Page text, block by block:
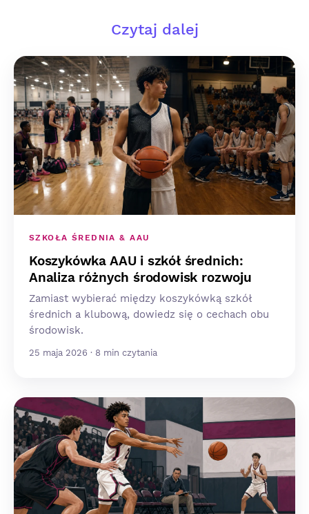
Czytaj dalej
SZKOŁA ŚREDNIA & AAU
Koszykówka AAU i szkół średnich:
Analiza różnych środowisk rozwoju
Zamiast wybierać między koszykówką szkół
średnich a klubową, dowiedz się o cechach obu
środowisk.
25 maja 2026 · 8 min czytania